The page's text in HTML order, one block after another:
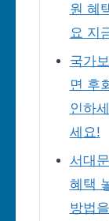
원 혜
요 지
국가
면 후
인하
세요!
서대
혜택
방법